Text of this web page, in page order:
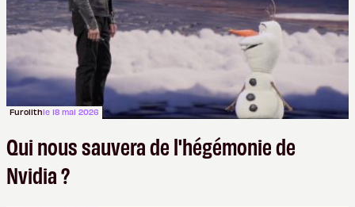
Furolithle 18 mai 2026
Qui nous sauvera de l'hégémonie de
Nvidia ?